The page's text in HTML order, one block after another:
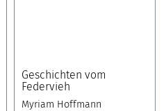
Geschichten vom
Federvieh
Myriam Hoffmann